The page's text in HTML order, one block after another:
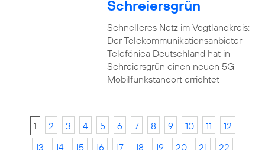
Schreiersgrün
Schnelleres Netz im Vogtlandkreis:
Der Telekommunikationsanbieter
Telefónica Deutschland hat in
Schreiersgrün einen neuen 5G-
Mobilfunkstandort errichtet
1 2 3 4 5 6 7 8 9 10 11
12
13
14 15 16 17 18 19 20 21 22